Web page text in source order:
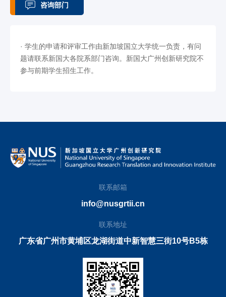
咨询部门
· 学生的申请和评审工作由新加坡国立大学统一负责，有问
题请联系新国大各院系部门咨询。新国大广州创新研究院不
参与前期学生招生工作。
联系邮箱
info@nusgrtii.cn
联系地址
广东省广州市黄埔区龙湖街道中新智慧三街10号B5栋